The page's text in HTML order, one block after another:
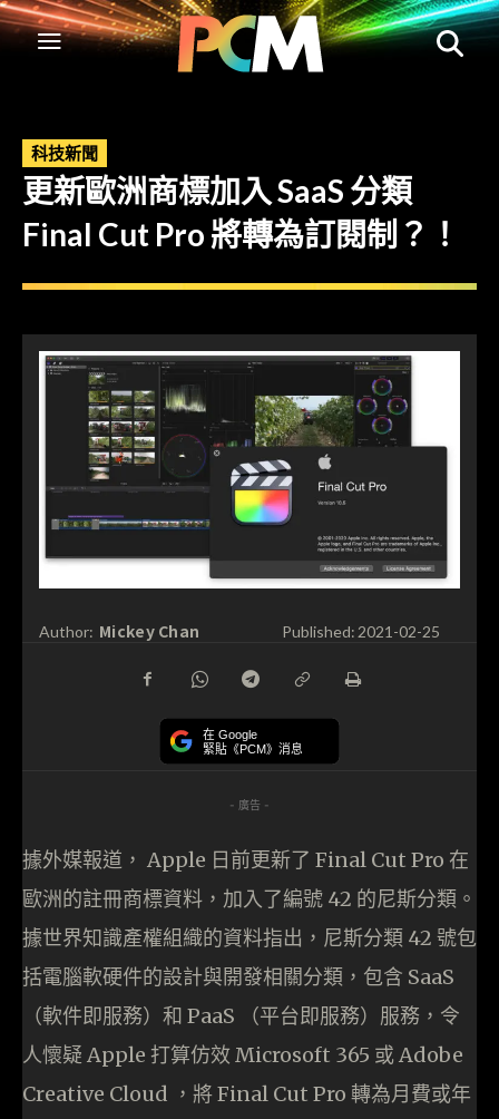
科技新聞
更新歐洲商標加入 SaaS 分類
Final Cut Pro 將轉為訂閱制？！
Author: Mickey Chan Published: 2021-02-25
在 Google
緊貼《PCM》消息
- 廣告 -
據外媒報道， Apple 日前更新了 Final Cut Pro 在
歐洲的註冊商標資料，加入了編號 42 的尼斯分類。
據世界知識產權組織的資料指出，尼斯分類 42 號包
括電腦軟硬件的設計與開發相關分類，包含 SaaS
（軟件即服務）和 PaaS （平台即服務）服務，令
人懷疑 Apple 打算仿效 Microsoft 365 或 Adobe
Creative Cloud ，將 Final Cut Pro 轉為月費或年